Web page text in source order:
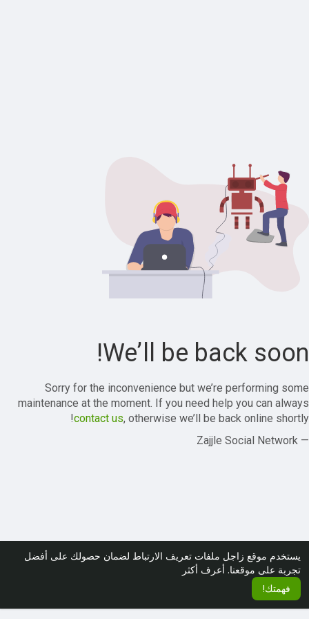
يستخدم موقع زاجل ملفات تعريف الارتباط لضمان حصولك على أفضل
تجربة على موقعنا. أعرف أكثر
فهمتك!
We’ll be back soon!
Sorry for the inconvenience but we’re performing some
maintenance at the moment. If you need help you can always
contact us, otherwise we’ll be back online shortly!
— Zajjle Social Network